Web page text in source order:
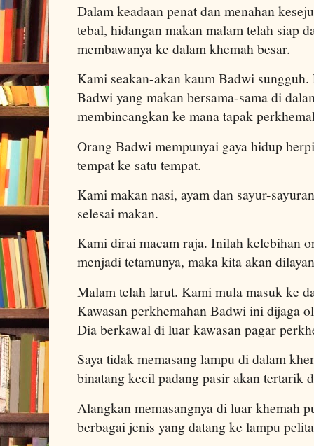
Dalam keadaan penat dan menahan
tebal, hidangan makan malam telah siap
membawanya ke dalam khemah besar.
Kami seakan-akan kaum Badwi
Badwi yang makan bersama-sama di
membincangkan ke mana tapak
Orang Badwi mempunyai gaya hidup
tempat ke satu tempat.
Kami makan nasi, ayam dan sayur-
selesai makan.
Kami dirai macam raja. Inilah kelebihan
menjadi tetamunya, maka kita akan
Malam telah larut. Kami mula masuk ke
Kawasan perkhemahan Badwi ini dijaga
Dia berkawal di luar kawasan pagar
Saya tidak memasang lampu di dalam
binatang kecil padang pasir akan tertarik
Alangkan memasangnya di luar khemah
berbagai jenis yang datang ke lampu